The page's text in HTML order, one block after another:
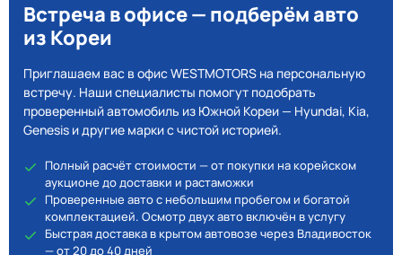
Встреча в офисе — подберём авто
из Кореи
Приглашаем вас в офис WESTMOTORS на персональную
встречу. Наши специалисты помогут подобрать
проверенный автомобиль из Южной Кореи — Hyundai, Kia,
Genesis и другие марки с чистой историей.
Полный расчёт стоимости — от покупки на корейском
аукционе до доставки и растаможки
Проверенные авто с небольшим пробегом и богатой
комплектацией. Осмотр двух авто включён в услугу
Быстрая доставка в крытом автовозе через Владивосток
— от 20 до 40 дней